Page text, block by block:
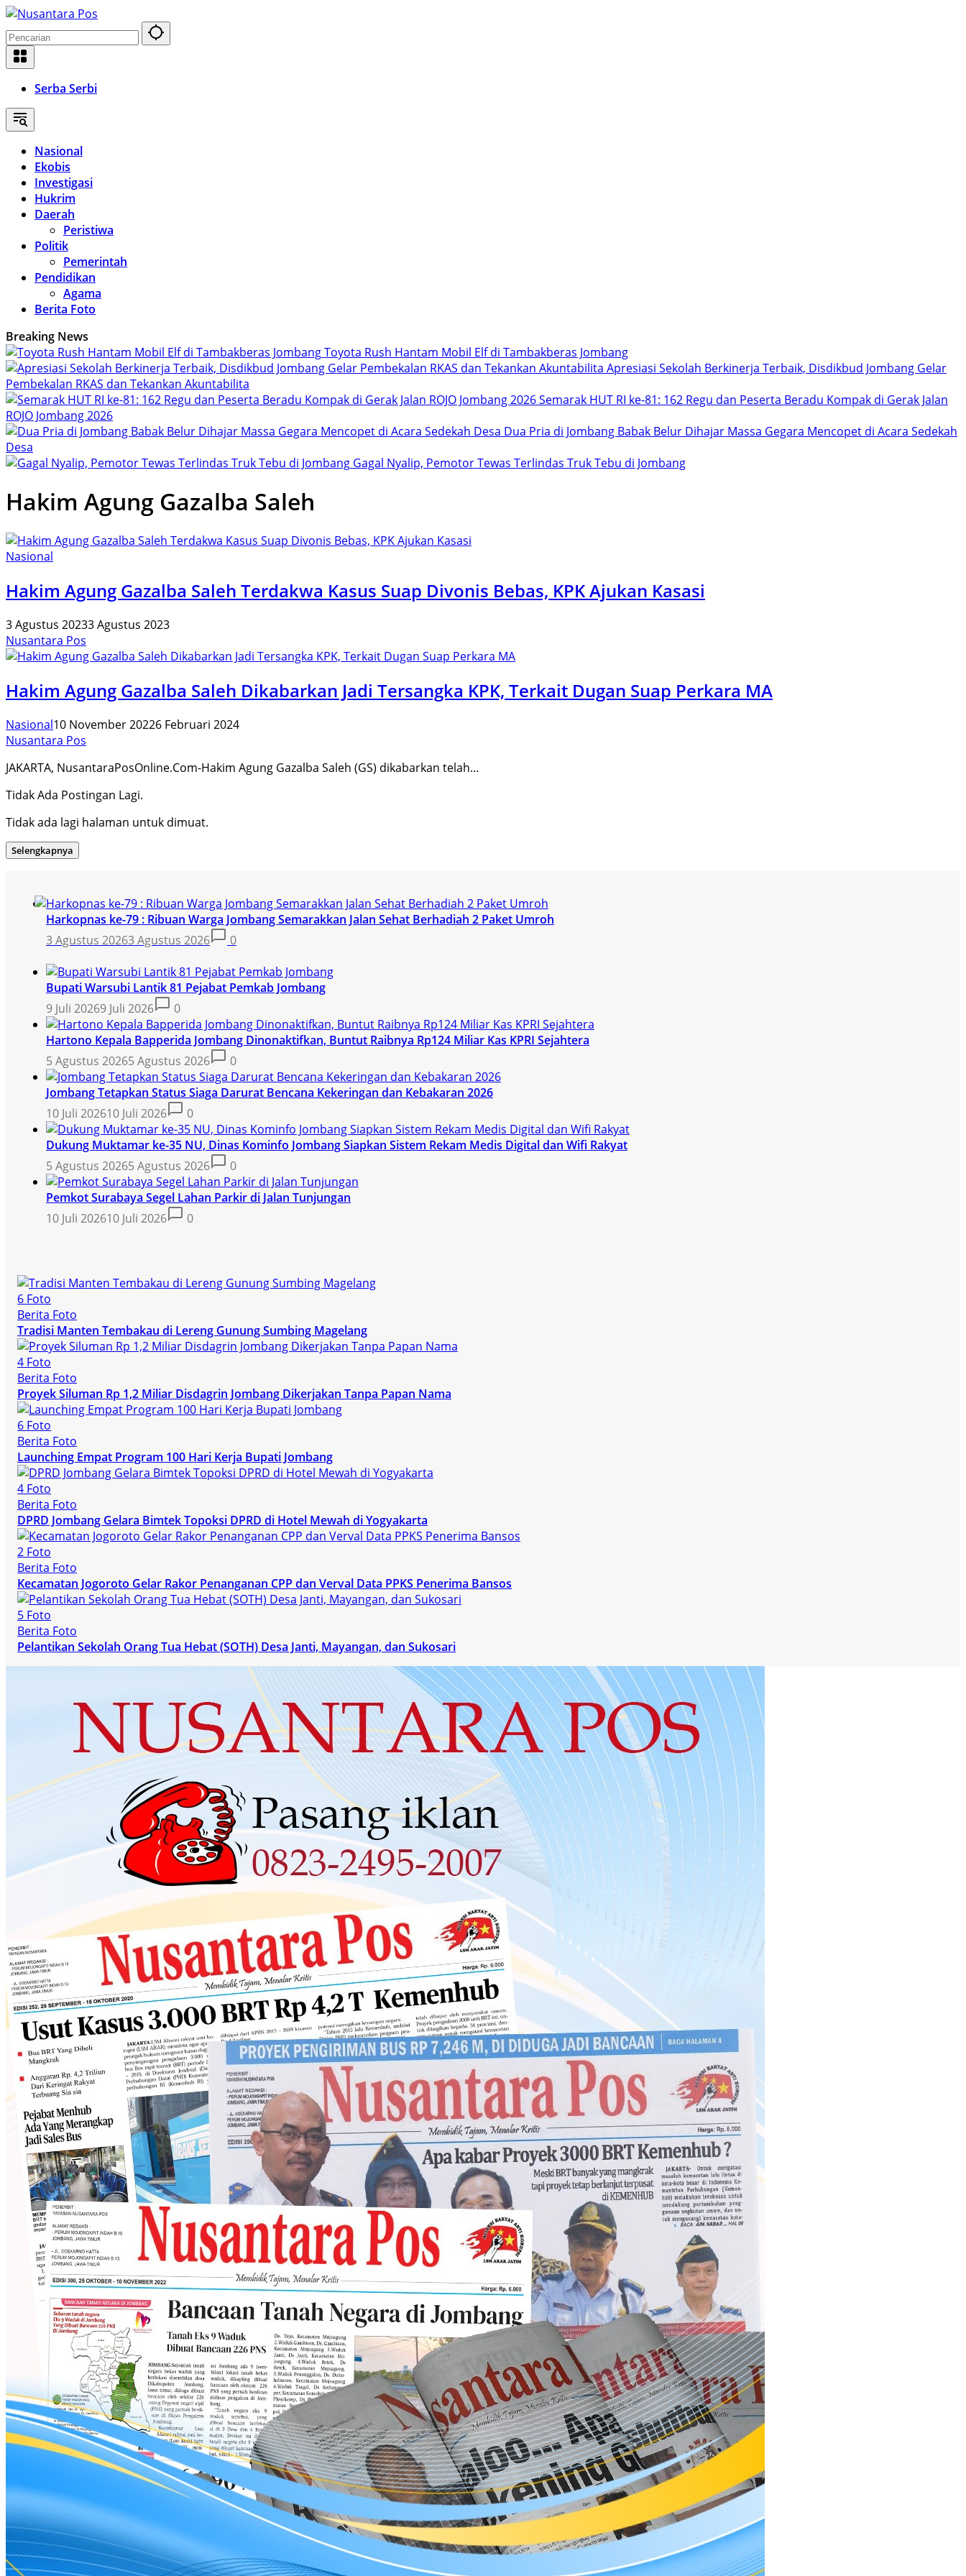
Langsung
ke
konten
Serba Serbi
Nasional
Ekobis
Investigasi
Hukrim
Daerah
Peristiwa
Politik
Pemerintah
Pendidikan
Agama
Berita Foto
Breaking News
Toyota Rush Hantam Mobil Elf di Tambakberas Jombang
Apresiasi Sekolah Berkinerja Terbaik, Disdikbud Jombang Gelar
Pembekalan RKAS dan Tekankan Akuntabilita
Semarak HUT RI ke-81: 162 Regu dan Peserta Beradu Kompak di Gerak Jalan
ROJO Jombang 2026
Dua Pria di Jombang Babak Belur Dihajar Massa Gegara Mencopet di Acara Sedekah
Desa
Gagal Nyalip, Pemotor Tewas Terlindas Truk Tebu di Jombang
Hakim Agung Gazalba Saleh
Nasional
Hakim Agung Gazalba Saleh Terdakwa Kasus Suap Divonis Bebas, KPK Ajukan Kasasi
3 Agustus 20233 Agustus 2023
Nusantara Pos
Hakim Agung Gazalba Saleh Dikabarkan Jadi Tersangka KPK, Terkait Dugan Suap Perkara MA
Nasional10 November 20226 Februari 2024
Nusantara Pos
JAKARTA, NusantaraPosOnline.Com-Hakim Agung Gazalba Saleh (GS) dikabarkan telah…
Tidak Ada Postingan Lagi.
Tidak ada lagi halaman untuk dimuat.
Selengkapnya
Harkopnas ke-79 : Ribuan Warga Jombang Semarakkan Jalan Sehat Berhadiah 2 Paket Umroh
3 Agustus 20263 Agustus 2026 0
Bupati Warsubi Lantik 81 Pejabat Pemkab Jombang
9 Juli 20269 Juli 2026
0
Hartono Kepala Bapperida Jombang Dinonaktifkan, Buntut Raibnya Rp124 Miliar Kas KPRI Sejahtera
5 Agustus 20265 Agustus 2026
0
Jombang Tetapkan Status Siaga Darurat Bencana Kekeringan dan Kebakaran 2026
10 Juli 202610 Juli 2026
0
Dukung Muktamar ke-35 NU, Dinas Kominfo Jombang Siapkan Sistem Rekam Medis Digital dan Wifi Rakyat
5 Agustus 20265 Agustus 2026
0
Pemkot Surabaya Segel Lahan Parkir di Jalan Tunjungan
10 Juli 202610 Juli 2026 0
6 Foto
Berita Foto
Tradisi Manten Tembakau di Lereng Gunung Sumbing Magelang
4 Foto
Berita Foto
Proyek Siluman Rp 1,2 Miliar Disdagrin Jombang Dikerjakan Tanpa Papan Nama
6 Foto
Berita Foto
Launching Empat Program 100 Hari Kerja Bupati Jombang
4 Foto
Berita Foto
DPRD Jombang Gelara Bimtek Topoksi DPRD di Hotel Mewah di Yogyakarta
2 Foto
Berita Foto
Kecamatan Jogoroto Gelar Rakor Penanganan CPP dan Verval Data PPKS Penerima Bansos
5 Foto
Berita Foto
Pelantikan Sekolah Orang Tua Hebat (SOTH) Desa Janti, Mayangan, dan Sukosari